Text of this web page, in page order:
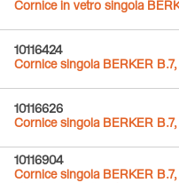
Cornice in vetro singola
10116424
Cornice singola BERKER
10116626
Cornice singola BERKER
10116904
Cornice singola BERKER